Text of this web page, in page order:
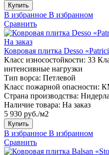
Купить
В избранное В избранном
Сравнить
На заказ
Ковровая плитка Desso
Класс износостойкости: 33
интенсивные нагрузки
Тип ворса: Петлевой
Класс пожарной опасности:
Страна производства:
Наличие товара: На заказ
5 930 руб./м2
Купить
В избранное В избранном
Сравнить